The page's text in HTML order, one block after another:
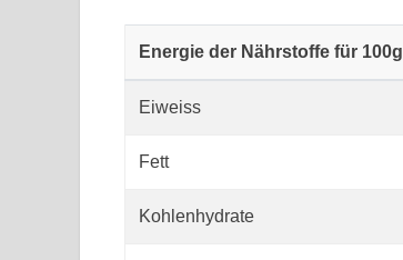
Energie der Nährstoffe für 100g
Eiweiss
Fett
Kohlenhydrate